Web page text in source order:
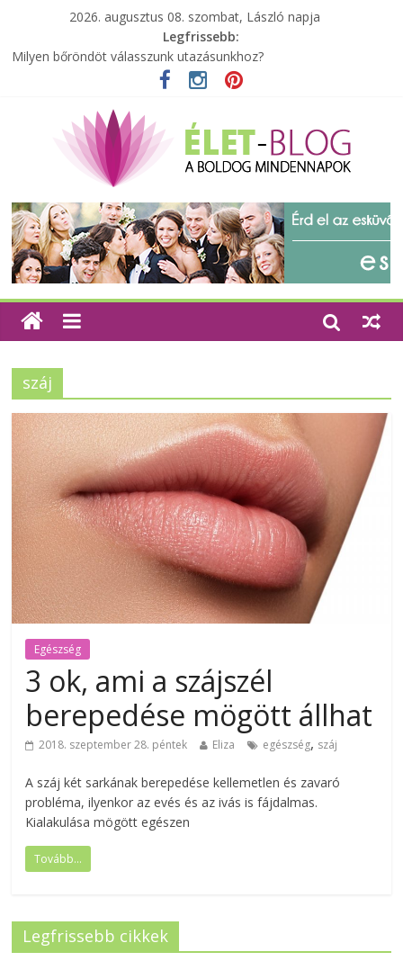
2026. augusztus 08. szombat, László napja
Legfrissebb:
Milyen bőröndöt válasszunk utazásunkhoz?
Elérhető zöld energia mindenki számára
Különleges tömörfa ládák Indiából
A zöld forradalom: A mosó- és parfümtermékek környezetbarát
szempontjainak erősítése
száj
Egészség
3 ok, ami a szájszél
berepedése mögött állhat
2018. szeptember 28. péntek Eliza egészség, száj
A száj két sarkának berepedése kellemetlen és zavaró
probléma, ilyenkor az evés és az ivás is fájdalmas.
Kialakulása mögött egészen
Tovább...
Legfrissebb cikkek